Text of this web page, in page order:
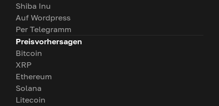
Shiba Inu
Auf Wordpress
Per Telegramm
Preisvorhersagen
Bitcoin
XRP
Ethereum
Solana
Litecoin